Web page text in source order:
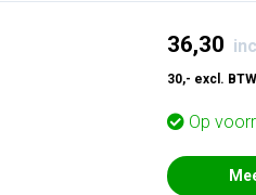
36,30
30,- excl. BTW
Op